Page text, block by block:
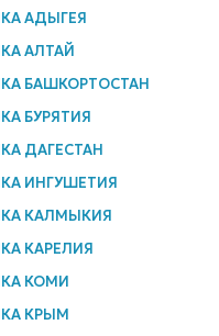
АДЫГЕЯ
АЛТАЙ
БАШКОРТОСТАН
БУРЯТИЯ
ДАГЕСТАН
ИНГУШЕТИЯ
КАЛМЫКИЯ
КАРЕЛИЯ
КОМИ
КРЫМ